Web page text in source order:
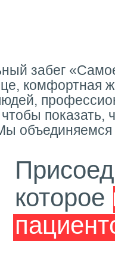
забег
комфортная
показать,
которое